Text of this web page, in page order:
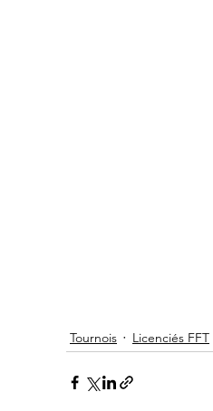
Tournois Licenciés FFT